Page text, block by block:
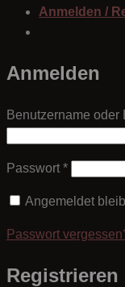
Anmelden /
Anmelden
Benutzername oder
Passwort *
Angemeldet
Passwort
Registrieren